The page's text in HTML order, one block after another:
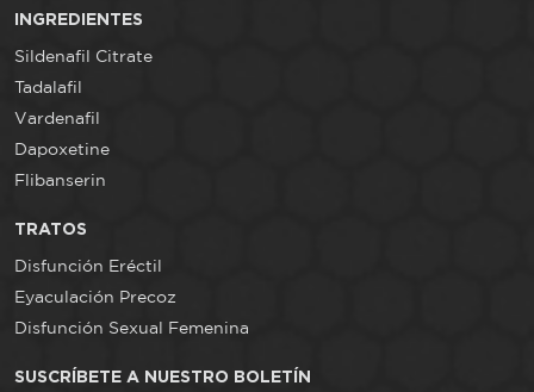
INGREDIENTES
Sildenafil Citrate
Tadalafil
Vardenafil
Dapoxetine
Flibanserin
TRATOS
Disfunción Eréctil
Eyaculación Precoz
Disfunción Sexual Femenina
SUSCRÍBETE A NUESTRO BOLETÍN